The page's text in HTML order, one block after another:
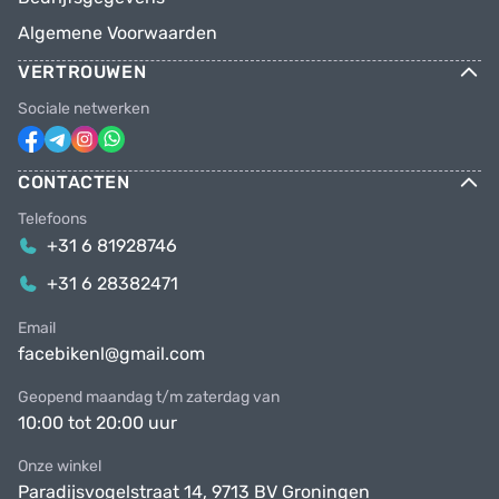
Algemene Voorwaarden
VERTROUWEN
Sociale netwerken
CONTACTEN
Telefoons
+31 6 81928746
+31 6 28382471
Email
facebikenl@gmail.com
Geopend maandag t/m zaterdag van
10:00 tot 20:00 uur
Onze winkel
Paradijsvogelstraat 14, 9713 BV Groningen